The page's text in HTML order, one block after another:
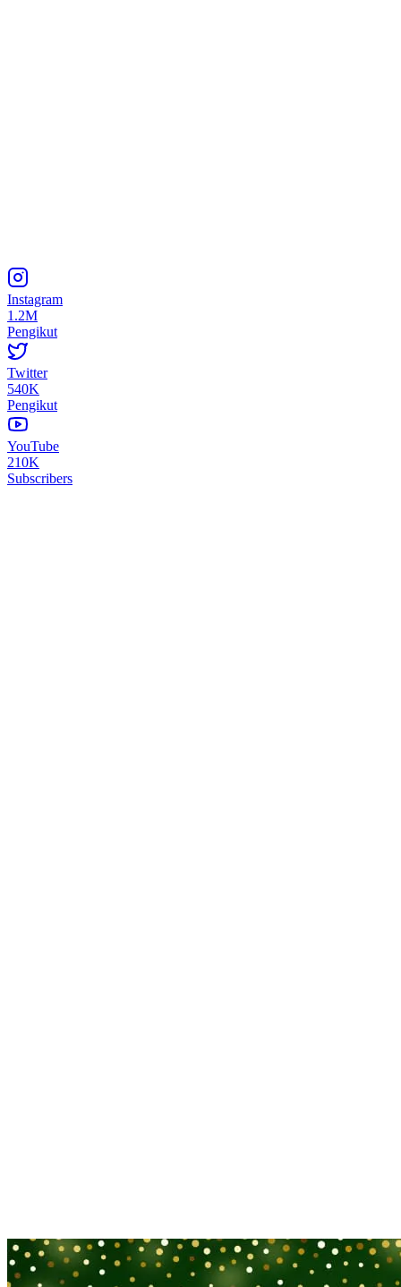
Instagram
1.2M
Pengikut
Twitter
540K
Pengikut
YouTube
210K
Subscribers